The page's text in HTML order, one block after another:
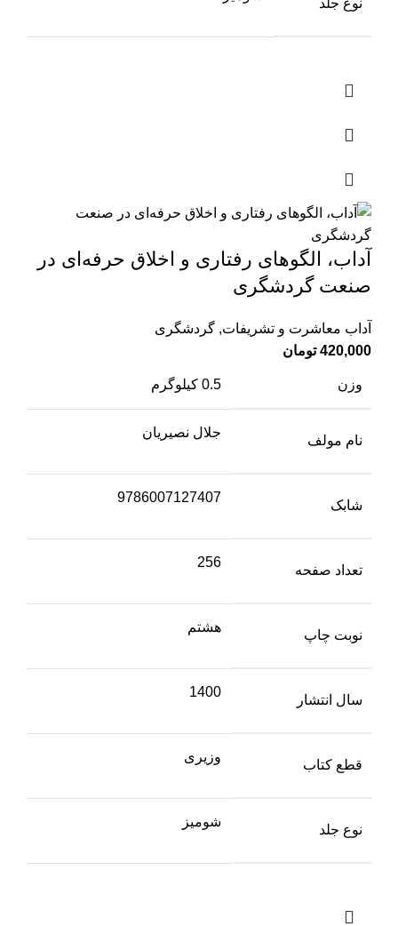
نوع جلد
آداب، الگوهای رفتاری و اخلاق حرفه‌ای در
صنعت گردشگری
آداب معاشرت و تشریفات, گردشگری
420,000 تومان
وزن 0.5 کیلوگرم
نام مولف
جلال نصیریان
شابک
9786007127407
تعداد صفحه
256
نوبت چاپ
هشتم
سال انتشار
1400
قطع کتاب
وزیری
نوع جلد
شومیز